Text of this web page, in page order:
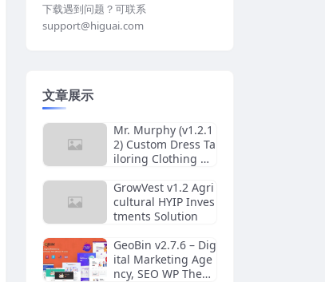
下载遇到问题？可联系
support@higuai.com
文章展示
Mr. Murphy (v1.2.1
2) Custom Dress Ta
iloring Clothing W
GrowVest v1.2 Agri
cultural HYIP Inves
tments Solution
GeoBin v2.7.6 – Dig
ital Marketing Age
ncy, SEO WP Them